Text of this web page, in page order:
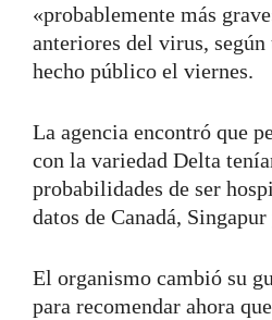
«probablemente más
anteriores del virus,
hecho público el viernes.
La agencia encontró que
con la variedad Delta
probabilidades de ser
datos de Canadá,
El organismo cambió su
para recomendar ahora